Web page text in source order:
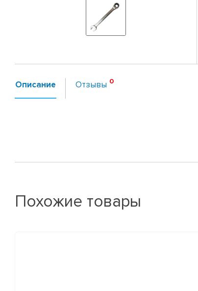
Описание Отзывы
Похожие товары